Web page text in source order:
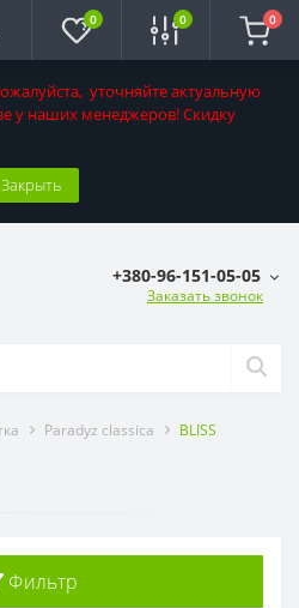
уточняйте актуальную
у наших менеджеров! Скидку
Закрыть
0 0 0
+380-96-151-05-05
Заказать звонок
Paradyz classica BLISS
Фильтр